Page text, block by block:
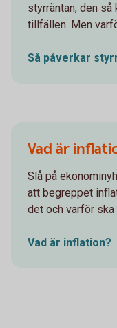
styrräntan, den så
tillfällen. Men
Så påverkar
Vad är
Slå på
att begreppet
det och varför ska
Vad är inflation?